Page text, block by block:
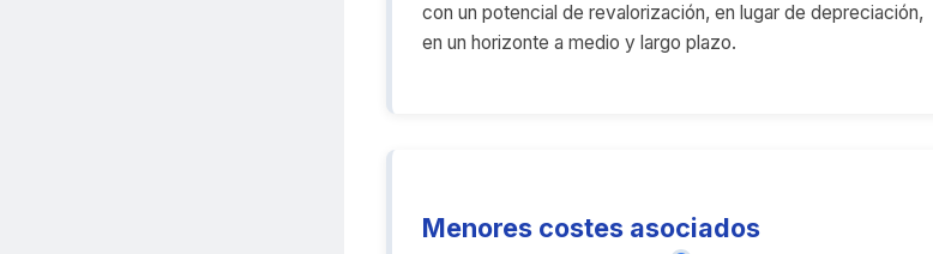
con un potencial de revalorización, en lugar de depreciación,
en un horizonte a medio y largo plazo.
Menores costes asociados